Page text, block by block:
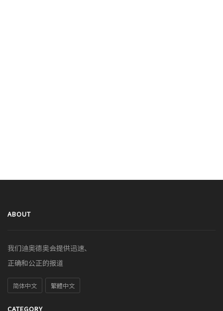
ABOUT
我们迪奥德奥会提供迅速、
正确和公正的报道
简体中文 繁體中文
CATEGORY